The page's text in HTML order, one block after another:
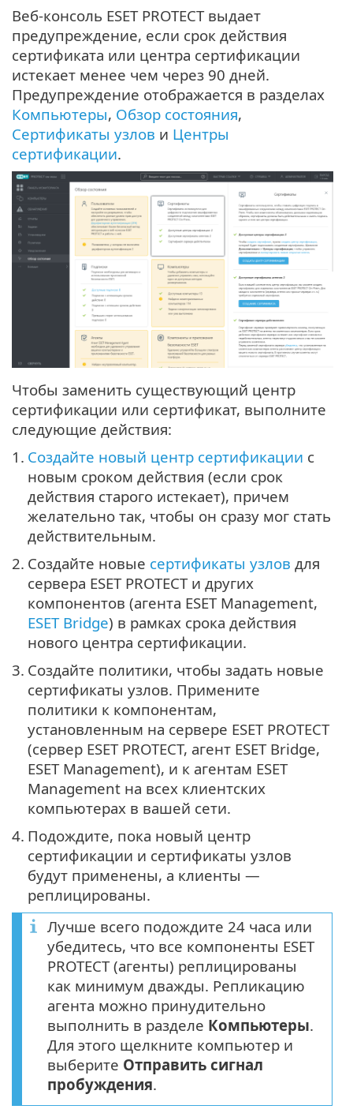
Веб-консоль ESET PROTECT выдает
предупреждение, если срок действия
сертификата или центра сертификации
истекает менее чем через 90 дней.
Предупреждение отображается в разделах
Компьютеры, Обзор состояния,
Сертификаты узлов и Центры
сертификации.
Чтобы заменить существующий центр
сертификации или сертификат, выполните
следующие действия:
1. Создайте новый центр сертификации с
новым сроком действия (если срок
действия старого истекает), причем
желательно так, чтобы он сразу мог стать
действительным.
2. Создайте новые сертификаты узлов для
сервера ESET PROTECT и других
компонентов (агента ESET Management,
ESET Bridge) в рамках срока действия
нового центра сертификации.
3. Создайте политики, чтобы задать новые
сертификаты узлов. Примените
политики к компонентам,
установленным на сервере ESET PROTECT
(сервер ESET PROTECT, агент ESET Bridge,
ESET Management), и к агентам ESET
Management на всех клиентских
компьютерах в вашей сети.
4. Подождите, пока новый центр
сертификации и сертификаты узлов
будут применены, а клиенты —
реплицированы.
Лучше всего подождите 24 часа или
убедитесь, что все компоненты ESET
PROTECT (агенты) реплицированы
как минимум дважды. Репликацию
агента можно принудительно
выполнить в разделе Компьютеры.
Для этого щелкните компьютер и
выберите Отправить сигнал
пробуждения.